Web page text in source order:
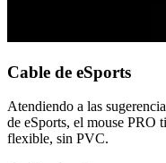
Cable de eSports
Atendiendo a las
de eSports, el mouse PRO
flexible, sin PVC.